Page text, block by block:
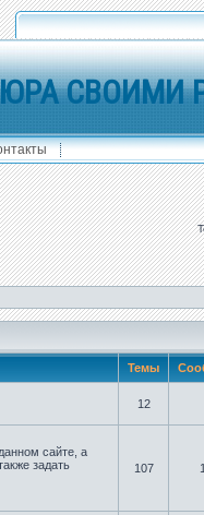
СВОИМИ
Темы
12
сайте, а
задать
107